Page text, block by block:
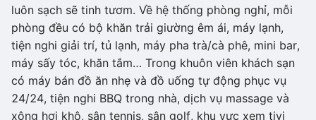
luôn sạch sẽ tinh tươm. Về hệ thống phòng nghỉ, mỗi
phòng đều có bộ khăn trải giường êm ái, máy lạnh,
tiện nghi giải trí, tủ lạnh, máy pha trà/cà phê, mini bar,
máy sấy tóc, khăn tắm… Trong khuôn viên khách sạn
có máy bán đồ ăn nhẹ và đồ uống tự động phục vụ
24/24, tiện nghi BBQ trong nhà, dịch vụ massage và
xông hơi khô, sân tennis, sân golf, khu vực xem tivi